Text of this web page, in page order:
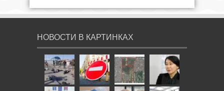
НОВОСТИ В КАРТИНКАХ